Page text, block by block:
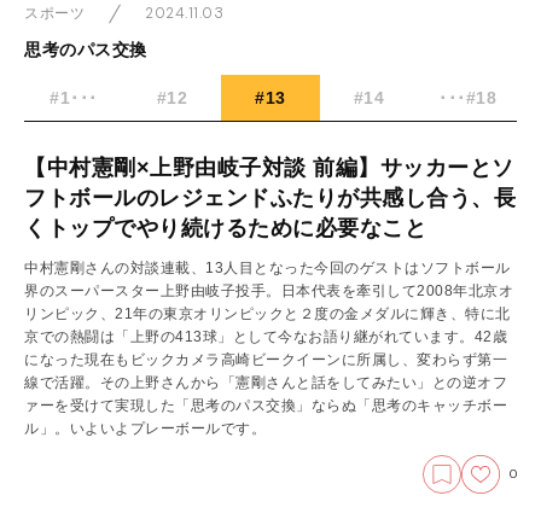
スポーツ
2024.11.03
思考のパス交換
#1･･･ #12 #13 #14 ･･･#18
【中村憲剛×上野由岐子対談 前編】サッカーとソ
フトボールのレジェンドふたりが共感し合う、長
くトップでやり続けるために必要なこと
中村憲剛さんの対談連載、13人目となった今回のゲストはソフトボール
界のスーパースター上野由岐子投手。日本代表を牽引して2008年北京オ
リンピック、21年の東京オリンピックと２度の金メダルに輝き、特に北
京での熱闘は「上野の413球」として今なお語り継がれています。42歳
になった現在もビックカメラ高崎ビークイーンに所属し、変わらず第一
線で活躍。その上野さんから「憲剛さんと話をしてみたい」との逆オフ
ァーを受けて実現した「思考のパス交換」ならぬ「思考のキャッチボー
ル」。いよいよプレーボールです。
0